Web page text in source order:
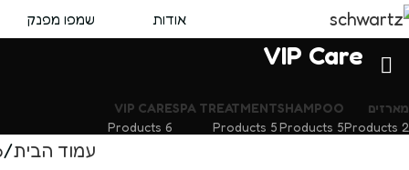
אודות שמפו מפנק
VIP Care
מארזים
2 Products
SHAMPOO
5 Products
SPA TREATMENT
5 Products
VIP CARE
6 Products
עמוד הבית